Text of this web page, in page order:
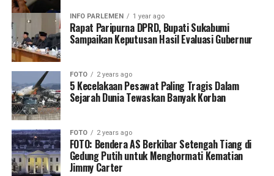
INFO PARLEMEN 1 year ago
Rapat Paripurna DPRD, Bupati Sukabumi
Sampaikan Keputusan Hasil Evaluasi Gubernur
FOTO 2 years ago
5 Kecelakaan Pesawat Paling Tragis Dalam
Sejarah Dunia Tewaskan Banyak Korban
FOTO 2 years ago
FOTO: Bendera AS Berkibar Setengah Tiang di
Gedung Putih untuk Menghormati Kematian
Jimmy Carter